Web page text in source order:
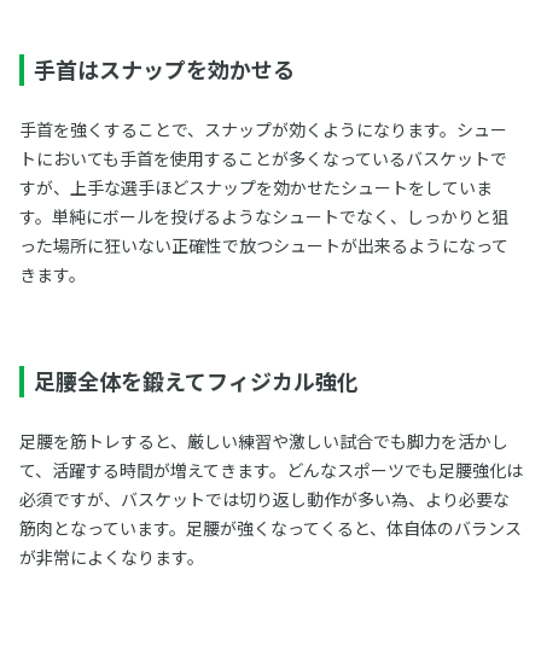
手首はスナップを効かせる
手首を強くすることで、スナップが効くようになります。シュー
トにおいても手首を使用することが多くなっているバスケットで
すが、上手な選手ほどスナップを効かせたシュートをしていま
す。単純にボールを投げるようなシュートでなく、しっかりと狙
った場所に狂いない正確性で放つシュートが出来るようになって
きます。
足腰全体を鍛えてフィジカル強化
足腰を筋トレすると、厳しい練習や激しい試合でも脚力を活かし
て、活躍する時間が増えてきます。どんなスポーツでも足腰強化は
必須ですが、バスケットでは切り返し動作が多い為、より必要な
筋肉となっています。足腰が強くなってくると、体自体のバランス
が非常によくなります。